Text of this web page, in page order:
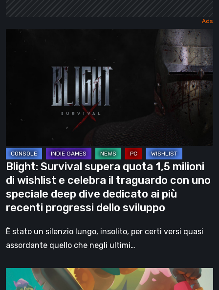
Blight:
milioni
e
celebra
il
traguardo
con
uno
speciale
dedicato
Blight: Survival supera quota 1,5 milioni
di wishlist e celebra il traguardo con uno
speciale deep dive dedicato ai più
recenti progressi dello sviluppo
È stato un silenzio lungo, insolito, per certi versi quasi
assordante quello che negli ultimi…
SEDAP!